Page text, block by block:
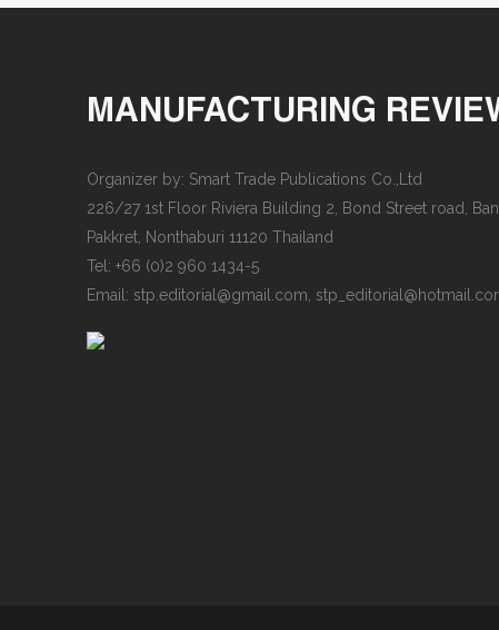
MANUFACTURING
Organizer by: Smart Trade Publications Co.,Ltd
226/27 1st Floor Riviera Building 2, Bond Street road,
Pakkret, Nonthaburi 11120 Thailand
Tel: +66 (0)2 960 1434-5
Email: stp.editorial@gmail.com